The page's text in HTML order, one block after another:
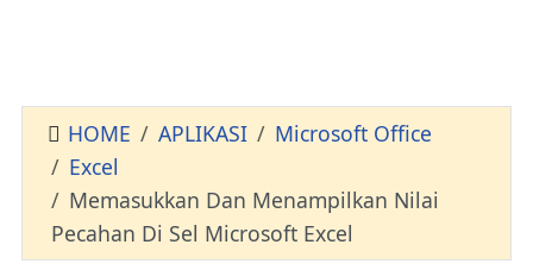
HOME APLIKASI
Microsoft Office
Excel
Memasukkan Dan Menampilkan Nilai
Pecahan Di Sel Microsoft Excel